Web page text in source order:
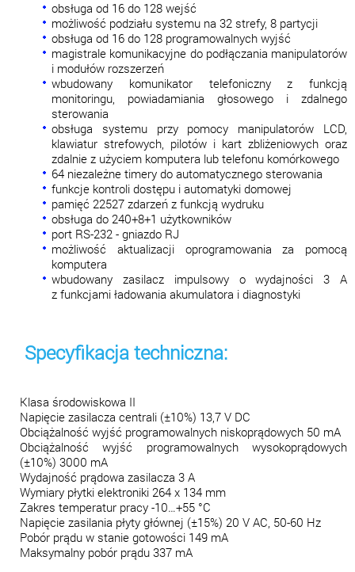
obsługa od 16 do 128 wejść
możliwość podziału systemu na 32 strefy, 8 partycji
obsługa od 16 do 128 programowalnych wyjść
magistrale komunikacyjne do podłączania manipulatorów
i modułów rozszerzeń
wbudowany komunikator telefoniczny z funkcją
monitoringu, powiadamiania głosowego i zdalnego
sterowania
obsługa systemu przy pomocy manipulatorów LCD,
klawiatur strefowych, pilotów i kart zbliżeniowych oraz
zdalnie z użyciem komputera lub telefonu komórkowego
64 niezależne timery do automatycznego sterowania
funkcje kontroli dostępu i automatyki domowej
pamięć 22527 zdarzeń z funkcją wydruku
obsługa do 240+8+1 użytkowników
port RS-232 - gniazdo RJ
możliwość aktualizacji oprogramowania za pomocą
komputera
wbudowany zasilacz impulsowy o wydajności 3 A
z funkcjami ładowania akumulatora i diagnostyki
Specyfikacja techniczna:
Klasa środowiskowa II
Napięcie zasilacza centrali (±10%) 13,7 V DC
Obciążalność wyjść programowalnych niskoprądowych 50 mA
Obciążalność wyjść programowalnych wysokoprądowych
(±10%) 3000 mA
Wydajność prądowa zasilacza 3 A
Wymiary płytki elektroniki 264 x 134 mm
Zakres temperatur pracy -10…+55 °C
Napięcie zasilania płyty głównej (±15%) 20 V AC, 50-60 Hz
Pobór prądu w stanie gotowości 149 mA
Maksymalny pobór prądu 337 mA